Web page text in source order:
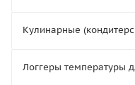
Кулинарные
Логгеры температуры